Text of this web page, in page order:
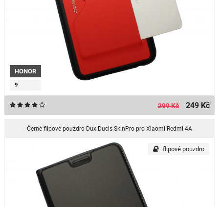
HONOR
9
299 Kč 249 Kč
Černé flipové pouzdro Dux Ducis SkinPro pro Xiaomi Redmi 4A
flipové pouzdro